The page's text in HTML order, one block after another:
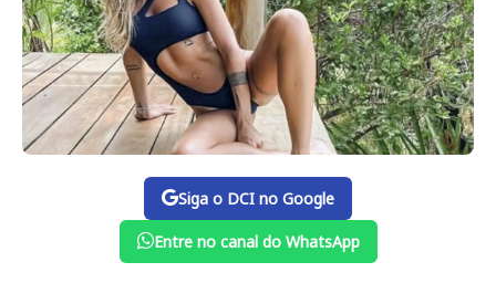
Siga o DCI no Google
Entre no canal do WhatsApp